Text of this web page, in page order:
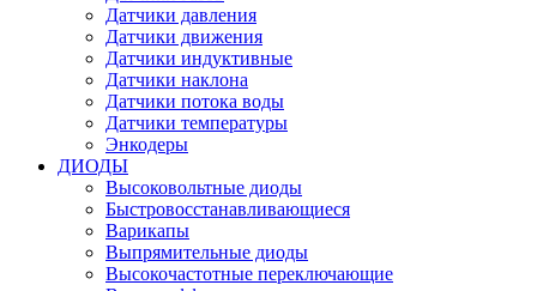
Датчики давления
Датчики движения
Датчики индуктивные
Датчики наклона
Датчики потока воды
Датчики температуры
Энкодеры
ДИОДЫ
Высоковольтные диоды
Быстровосстанавливающиеся
Варикапы
Выпрямительные диоды
Высокочастотные переключающие